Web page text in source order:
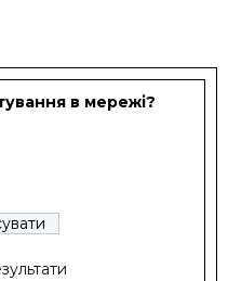
в мережі?